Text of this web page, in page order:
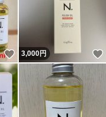
いいね！
3,000円